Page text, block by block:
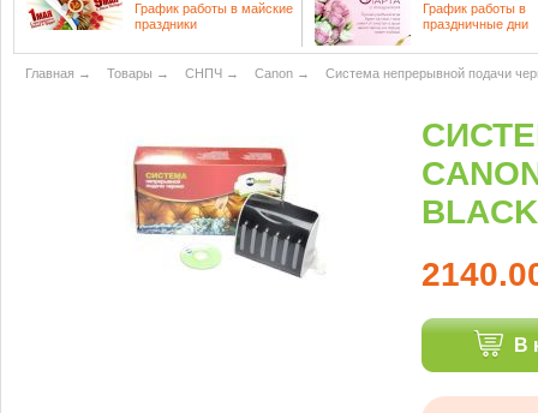
График работы в майские
праздники
График работы в
праздничные дни
Главная → Товары → СНПЧ → Canon → Система непрерывной подачи
В